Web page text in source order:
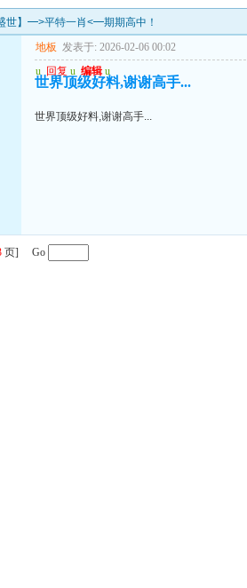
世】━>平特一肖<━期期高中！
地板 发表于: 2026-02-06 00:02
u 回复 u 编辑 u
世界顶级好料,谢谢高手...
世界顶级好料,谢谢高手...
页] Go